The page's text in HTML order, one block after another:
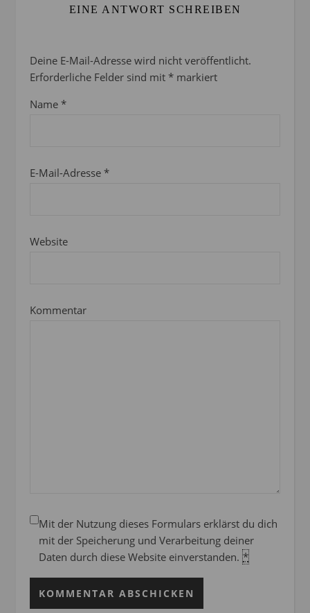
EINE ANTWORT SCHREIBEN
Deine E-Mail-Adresse wird nicht veröffentlicht.
Erforderliche Felder sind mit * markiert
Name *
E-Mail-Adresse *
Website
Kommentar
Mit der Nutzung dieses Formulars erklärst du dich
mit der Speicherung und Verarbeitung deiner
Daten durch diese Website einverstanden. *